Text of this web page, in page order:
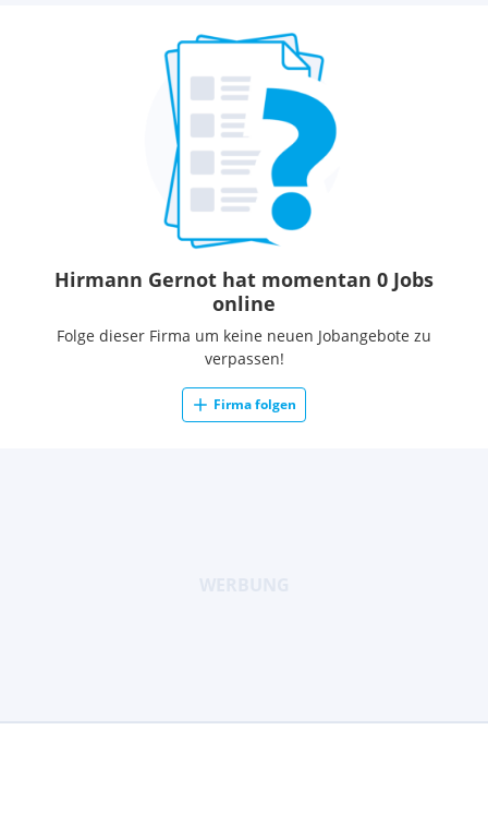
Hirmann Gernot hat momentan 0 Jobs
online
Folge dieser Firma um keine neuen Jobangebote zu
verpassen!
Firma folgen